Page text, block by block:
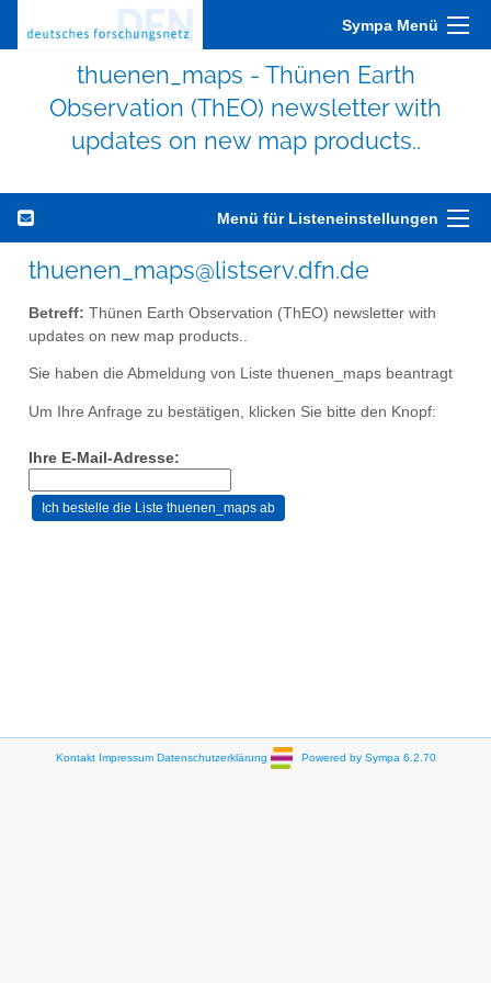
Sympa Menü
thuenen_maps - Thünen Earth
Observation (ThEO) newsletter with
updates on new map products..
Menü für Listeneinstellungen
thuenen_maps@listserv.dfn.de
Betreff: Thünen Earth Observation (ThEO) newsletter with
updates on new map products..
Sie haben die Abmeldung von Liste thuenen_maps beantragt
Um Ihre Anfrage zu bestätigen, klicken Sie bitte den Knopf:
Ihre E-Mail-Adresse:
Kontakt Impressum Datenschutzerklärung Powered by Sympa 6.2.70